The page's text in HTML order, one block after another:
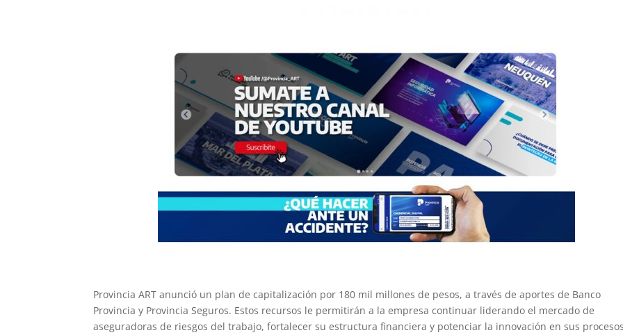
Provincia ART anunció un plan de capitalización por 180 mil millones de pesos, a través de aportes de Banco
Provincia y Provincia Seguros. Estos recursos le permitirán a la empresa continuar liderando el mercado de
aseguradoras de riesgos del trabajo, fortalecer su estructura financiera y potenciar la innovación en sus